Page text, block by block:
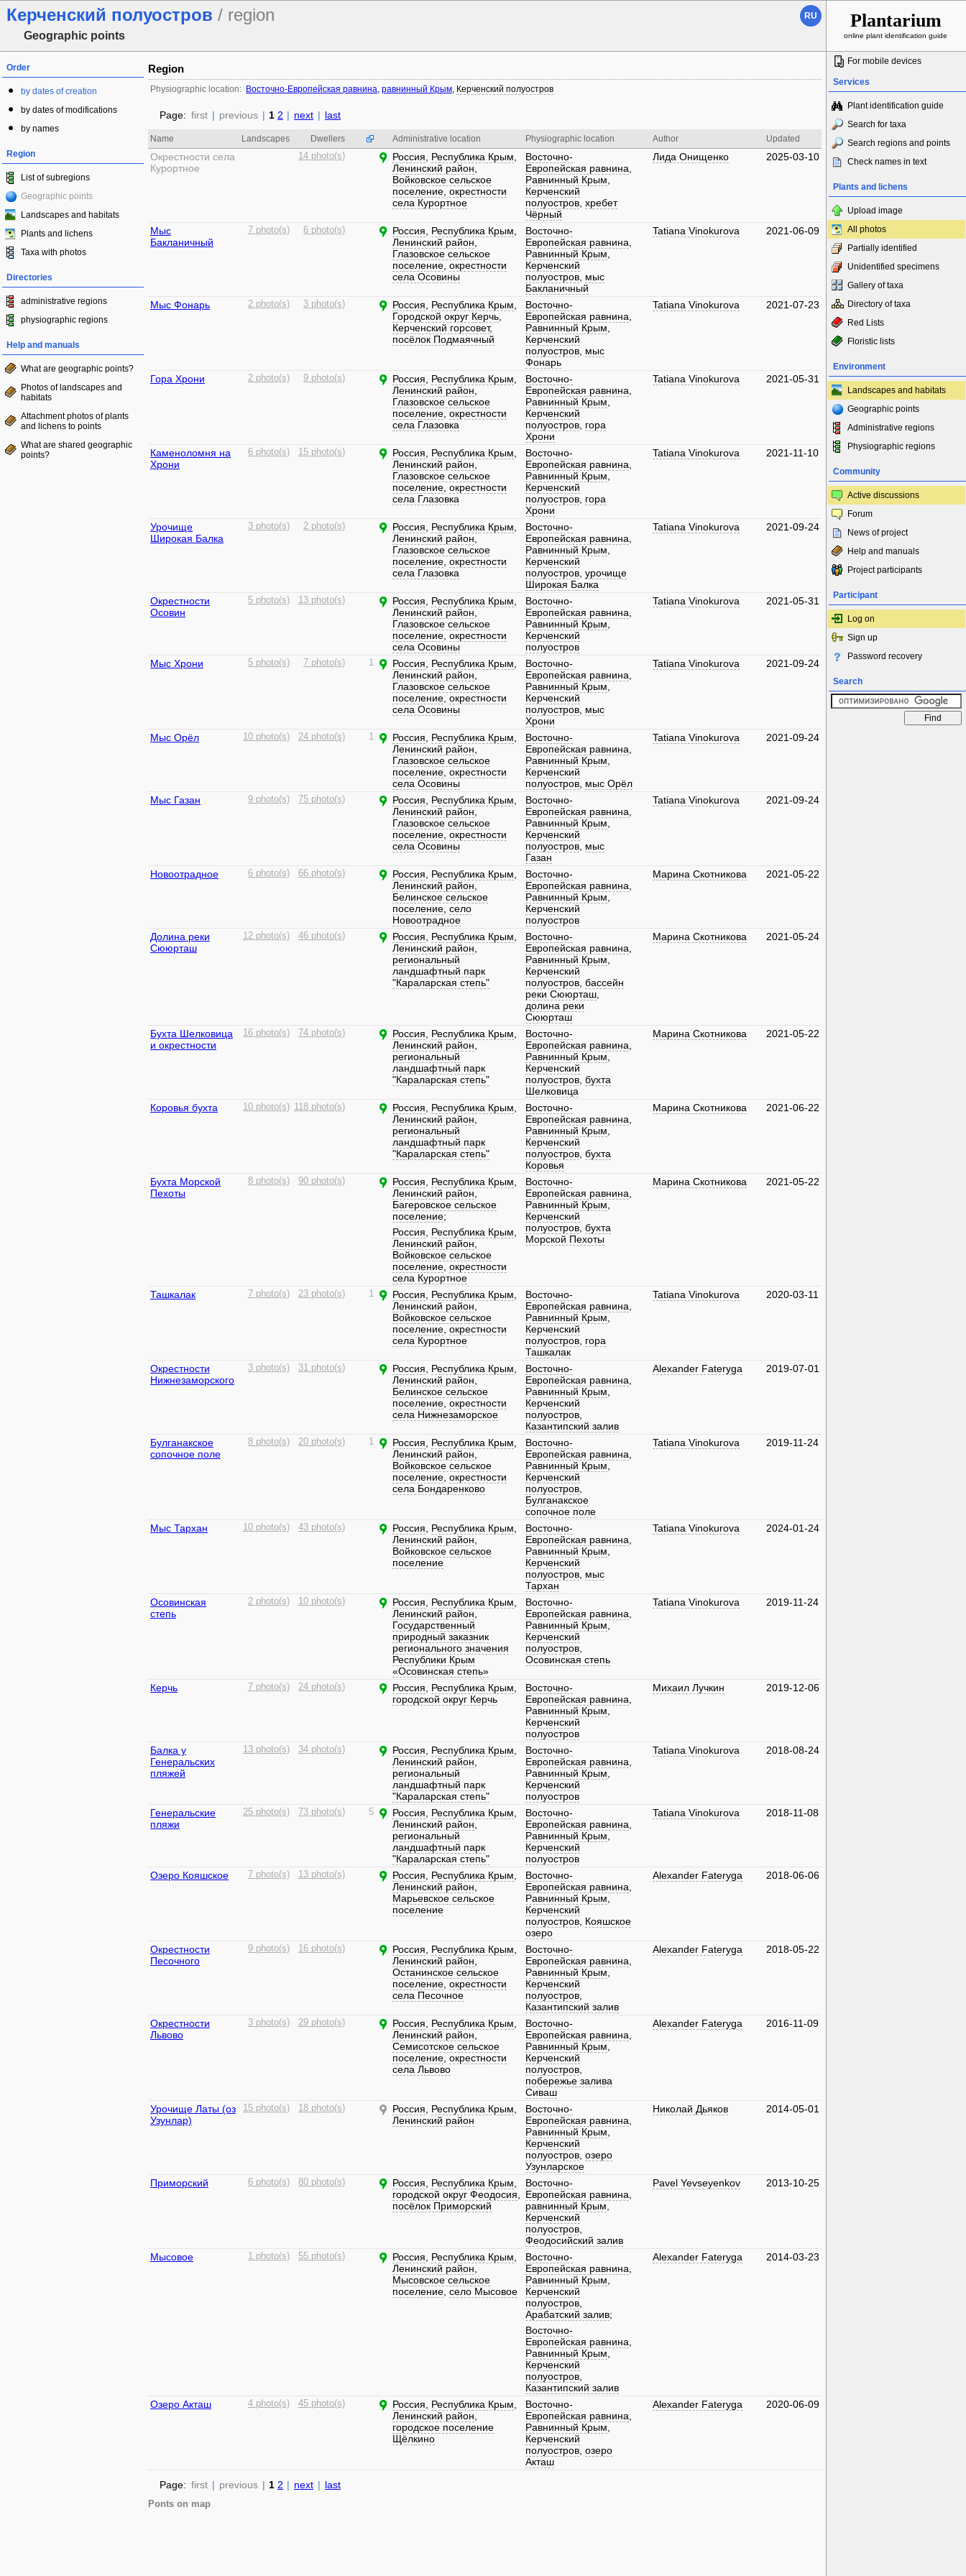
Керченский полуостров / region
Geographic points
RU Plantarium
online plant identification guide
Order
by dates of creation
by dates of modifications
by names
Region
List of subregions
Geographic points
Landscapes and habitats
Plants and lichens
Taxa with photos
Directories
administrative regions
physiographic regions
Help and manuals
What are geographic points?
Photos of landscapes and
habitats
Attachment photos of plants
and lichens to points
What are shared geographic
points?
Region
Physiographic location: Восточно-Европейская равнина, равнинный Крым, Керченский полуостров
Page: first | previous | 1 2 | next | last
Name Landscapes Dwellers Administrative location Physiographic location Author Updated
Окрестности села
Курортное
14 photo(s) Россия Республика Крым
Ленинский район
Войковское сельское
поселение окрестности
села Курортное
Восточно-
Европейская равнина
Равнинный Крым
Керченский
полуостров хребет
Чёрный
Лида Онищенко 2025-03-10
Мыс
Бакланичный
7 photo(s) 6 photo(s) Россия Республика Крым
Ленинский район
Глазовское сельское
поселение окрестности
села Осовины
Восточно-
Европейская равнина
Равнинный Крым
Керченский
полуостров мыс
Бакланичный
Tatiana Vinokurova 2021-06-09
Мыс Фонарь 2 photo(s) 3 photo(s) Россия Республика Крым
Городской округ Керчь
Керченский горсовет,
посёлок Подмаячный
Восточно-
Европейская равнина
Равнинный Крым
Керченский
полуостров мыс
Фонарь
Tatiana Vinokurova 2021-07-23
Гора Хрони 2 photo(s) 9 photo(s) Россия Республика Крым
Ленинский район
Глазовское сельское
поселение окрестности
села Глазовка
Восточно-
Европейская равнина
Равнинный Крым
Керченский
полуостров гора
Хрони
Tatiana Vinokurova 2021-05-31
Каменоломня на
Хрони
6 photo(s) 15 photo(s) Россия Республика Крым
Ленинский район
Глазовское сельское
поселение окрестности
села Глазовка
Восточно-
Европейская равнина
Равнинный Крым
Керченский
полуостров гора
Хрони
Tatiana Vinokurova 2021-11-10
Урочище
Широкая Балка
3 photo(s) 2 photo(s) Россия Республика Крым
Ленинский район
Глазовское сельское
поселение окрестности
села Глазовка
Восточно-
Европейская равнина
Равнинный Крым
Керченский
полуостров урочище
Широкая Балка
Tatiana Vinokurova 2021-09-24
Окрестности
Осовин
5 photo(s) 13 photo(s) Россия Республика Крым
Ленинский район
Глазовское сельское
поселение окрестности
села Осовины
Восточно-
Европейская равнина
Равнинный Крым
Керченский
полуостров
Tatiana Vinokurova 2021-05-31
Мыс Хрони 5 photo(s) 7 photo(s) 1 Россия Республика Крым
Ленинский район
Глазовское сельское
поселение окрестности
села Осовины
Восточно-
Европейская равнина
Равнинный Крым
Керченский
полуостров мыс
Хрони
Tatiana Vinokurova 2021-09-24
Мыс Орёл 10 photo(s) 24 photo(s) 1 Россия Республика Крым
Ленинский район
Глазовское сельское
поселение окрестности
села Осовины
Восточно-
Европейская равнина
Равнинный Крым
Керченский
полуостров мыс Орёл
Tatiana Vinokurova 2021-09-24
Мыс Газан 9 photo(s) 75 photo(s) Россия Республика Крым
Ленинский район
Глазовское сельское
поселение окрестности
села Осовины
Восточно-
Европейская равнина
Равнинный Крым
Керченский
полуостров мыс
Газан
Tatiana Vinokurova 2021-09-24
Новоотрадное 6 photo(s) 66 photo(s) Россия Республика Крым
Ленинский район
Белинское сельское
поселение село
Новоотрадное
Восточно-
Европейская равнина
Равнинный Крым
Керченский
полуостров
Марина Скотникова 2021-05-22
Долина реки
Сююрташ
12 photo(s) 46 photo(s) Россия Республика Крым
Ленинский район
региональный
ландшафтный парк
"Караларская степь"
Восточно-
Европейская равнина
Равнинный Крым
Керченский
полуостров бассейн
реки Сююрташ
долина реки
Сююрташ
Марина Скотникова 2021-05-24
Бухта Шелковица
и окрестности
16 photo(s) 74 photo(s) Россия Республика Крым
Ленинский район
региональный
ландшафтный парк
"Караларская степь"
Восточно-
Европейская равнина
Равнинный Крым
Керченский
полуостров бухта
Шелковица
Марина Скотникова 2021-05-22
Коровья бухта 10 photo(s) 118 photo(s) Россия Республика Крым
Ленинский район
региональный
ландшафтный парк
"Караларская степь"
Восточно-
Европейская равнина
Равнинный Крым
Керченский
полуостров бухта
Коровья
Марина Скотникова 2021-06-22
Бухта Морской
Пехоты
8 photo(s) 90 photo(s) Россия Республика Крым
Ленинский район
Багеровское сельское
поселение;
Россия
Республика Крым
Ленинский район
Войковское сельское
поселение окрестности
села Курортное
Восточно-
Европейская равнина
Равнинный Крым
Керченский
полуостров бухта
Морской Пехоты
Марина Скотникова 2021-05-22
Ташкалак 7 photo(s) 23 photo(s) 1 Россия Республика Крым
Ленинский район
Войковское сельское
поселение окрестности
села Курортное
Восточно-
Европейская равнина
Равнинный Крым
Керченский
полуостров гора
Ташкалак
Tatiana Vinokurova 2020-03-11
Окрестности
Нижнезаморского
3 photo(s) 31 photo(s) Россия Республика Крым
Ленинский район
Белинское сельское
поселение окрестности
села Нижнезаморское
Восточно-
Европейская равнина
Равнинный Крым
Керченский
полуостров
Казантипский залив
Alexander Fateryga 2019-07-01
Булганакское
сопочное поле
8 photo(s) 20 photo(s) 1 Россия Республика Крым
Ленинский район
Войковское сельское
поселение окрестности
села Бондаренково
Восточно-
Европейская равнина
Равнинный Крым
Керченский
полуостров
Булганакское
сопочное поле
Tatiana Vinokurova 2019-11-24
Мыс Тархан 10 photo(s) 43 photo(s) Россия Республика Крым
Ленинский район
Войковское сельское
поселение
Восточно-
Европейская равнина
Равнинный Крым
Керченский
полуостров мыс
Тархан
Tatiana Vinokurova 2024-01-24
Осовинская
степь
2 photo(s) 10 photo(s) Россия Республика Крым
Ленинский район
Государственный
природный заказник
регионального значения
Республики Крым
«Осовинская степь»
Восточно-
Европейская равнина
Равнинный Крым
Керченский
полуостров
Осовинская степь
Tatiana Vinokurova 2019-11-24
Керчь 7 photo(s) 24 photo(s) Россия Республика Крым
городской округ Керчь
Восточно-
Европейская равнина
Равнинный Крым
Керченский
полуостров
Михаил Лучкин 2019-12-06
Балка у
Генеральских
пляжей
13 photo(s) 34 photo(s) Россия Республика Крым
Ленинский район
региональный
ландшафтный парк
"Караларская степь"
Восточно-
Европейская равнина
Равнинный Крым
Керченский
полуостров
Tatiana Vinokurova 2018-08-24
Генеральские
пляжи
25 photo(s) 73 photo(s) 5 Россия Республика Крым
Ленинский район
региональный
ландшафтный парк
"Караларская степь"
Восточно-
Европейская равнина
Равнинный Крым
Керченский
полуостров
Tatiana Vinokurova 2018-11-08
Озеро Кояшское 7 photo(s) 13 photo(s) Россия Республика Крым
Ленинский район
Марьевское сельское
поселение
Восточно-
Европейская равнина
Равнинный Крым
Керченский
полуостров Кояшское
озеро
Alexander Fateryga 2018-06-06
Окрестности
Песочного
9 photo(s) 16 photo(s) Россия Республика Крым
Ленинский район
Останинское сельское
поселение окрестности
села Песочное
Восточно-
Европейская равнина
Равнинный Крым
Керченский
полуостров
Казантипский залив
Alexander Fateryga 2018-05-22
Окрестности
Львово
3 photo(s) 29 photo(s) Россия Республика Крым
Ленинский район
Семисотское сельское
поселение окрестности
села Львово
Восточно-
Европейская равнина
Равнинный Крым
Керченский
полуостров
побережье залива
Сиваш
Alexander Fateryga 2016-11-09
Урочище Латы (оз
Узунлар)
15 photo(s) 18 photo(s) Россия Республика Крым
Ленинский район
Восточно-
Европейская равнина
Равнинный Крым
Керченский
полуостров озеро
Узунларское
Николай Дьяков 2014-05-01
Приморский 6 photo(s) 80 photo(s) Россия Республика Крым
городской округ Феодосия
посёлок Приморский
Восточно-
Европейская равнина
равнинный Крым
Керченский
полуостров
Феодосийский залив
Pavel Yevseyenkov 2013-10-25
Мысовое 1 photo(s) 55 photo(s) Россия Республика Крым
Ленинский район
Мысовское сельское
поселение село Мысовое
Восточно-
Европейская равнина
Равнинный Крым
Керченский
полуостров
Арабатский залив;
Восточно-
Европейская равнина
Равнинный Крым
Керченский
полуостров
Казантипский залив
Alexander Fateryga 2014-03-23
Озеро Акташ 4 photo(s) 45 photo(s) Россия Республика Крым
Ленинский район
городское поселение
Щёлкино
Восточно-
Европейская равнина
Равнинный Крым
Керченский
полуостров озеро
Акташ
Alexander Fateryga 2020-06-09
Page: first | previous | 1 2 | next | last
Ponts on map
For mobile devices
Services
Plant identification guide
Search for taxa
Search regions and points
Check names in text
Plants and lichens
Upload image
All photos
Partially identified
Unidentified specimens
Gallery of taxa
Directory of taxa
Red Lists
Floristic lists
Environment
Landscapes and habitats
Geographic points
Administrative regions
Physiographic regions
Community
Active discussions
Forum
News of project
Help and manuals
Project participants
Participant
Log on
Sign up
Password recovery
Search